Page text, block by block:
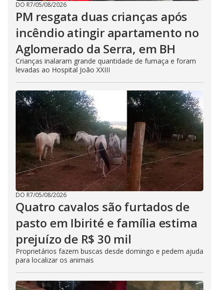
DO R7/05/08/2026
PM resgata duas crianças após
incêndio atingir apartamento no
Aglomerado da Serra, em BH
Crianças inalaram grande quantidade de fumaça e foram
levadas ao Hospital João XXIII
DO R7/05/08/2026
Quatro cavalos são furtados de
pasto em Ibirité e família estima
prejuízo de R$ 30 mil
Proprietários fazem buscas desde domingo e pedem ajuda
para localizar os animais